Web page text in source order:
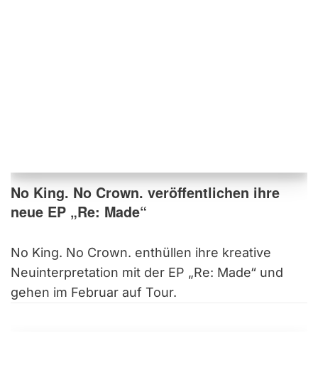
No King. No Crown. veröffentlichen ihre
neue EP „Re: Made“
No King. No Crown. enthüllen ihre kreative
Neuinterpretation mit der EP „Re: Made“ und
gehen im Februar auf Tour.